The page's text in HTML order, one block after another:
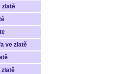
zlatě
ve zlatě